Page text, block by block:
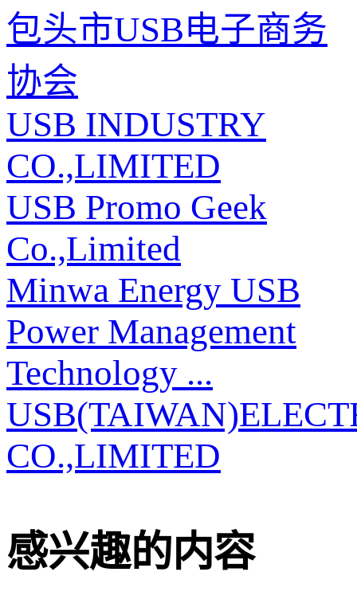
包头市USB电子商务
协会
USB INDUSTRY
CO.,LIMITED
USB Promo Geek
Co.,Limited
Minwa Energy USB
Power Management
Technology ...
CO.,LIMITED
感兴趣的内容